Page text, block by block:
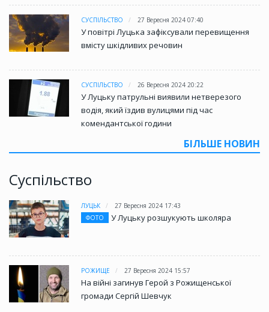
СУСПІЛЬСТВО 27 Вересня 2024 07:40
У повітрі Луцька зафіксували перевищення
вмісту шкідливих речовин
СУСПІЛЬСТВО 26 Вересня 2024 20:22
У Луцьку патрульні виявили нетверезого
водія, який їздив вулицями під час
комендантської години
БІЛЬШЕ НОВИН
Суспільство
ЛУЦЬК
27 Вересня 2024 17:43
ФОТО
У Луцьку розшукують школяра
РОЖИЩЕ 27 Вересня 2024 15:57
На війні загинув Герой з Рожищенської
громади Сергій Шевчук